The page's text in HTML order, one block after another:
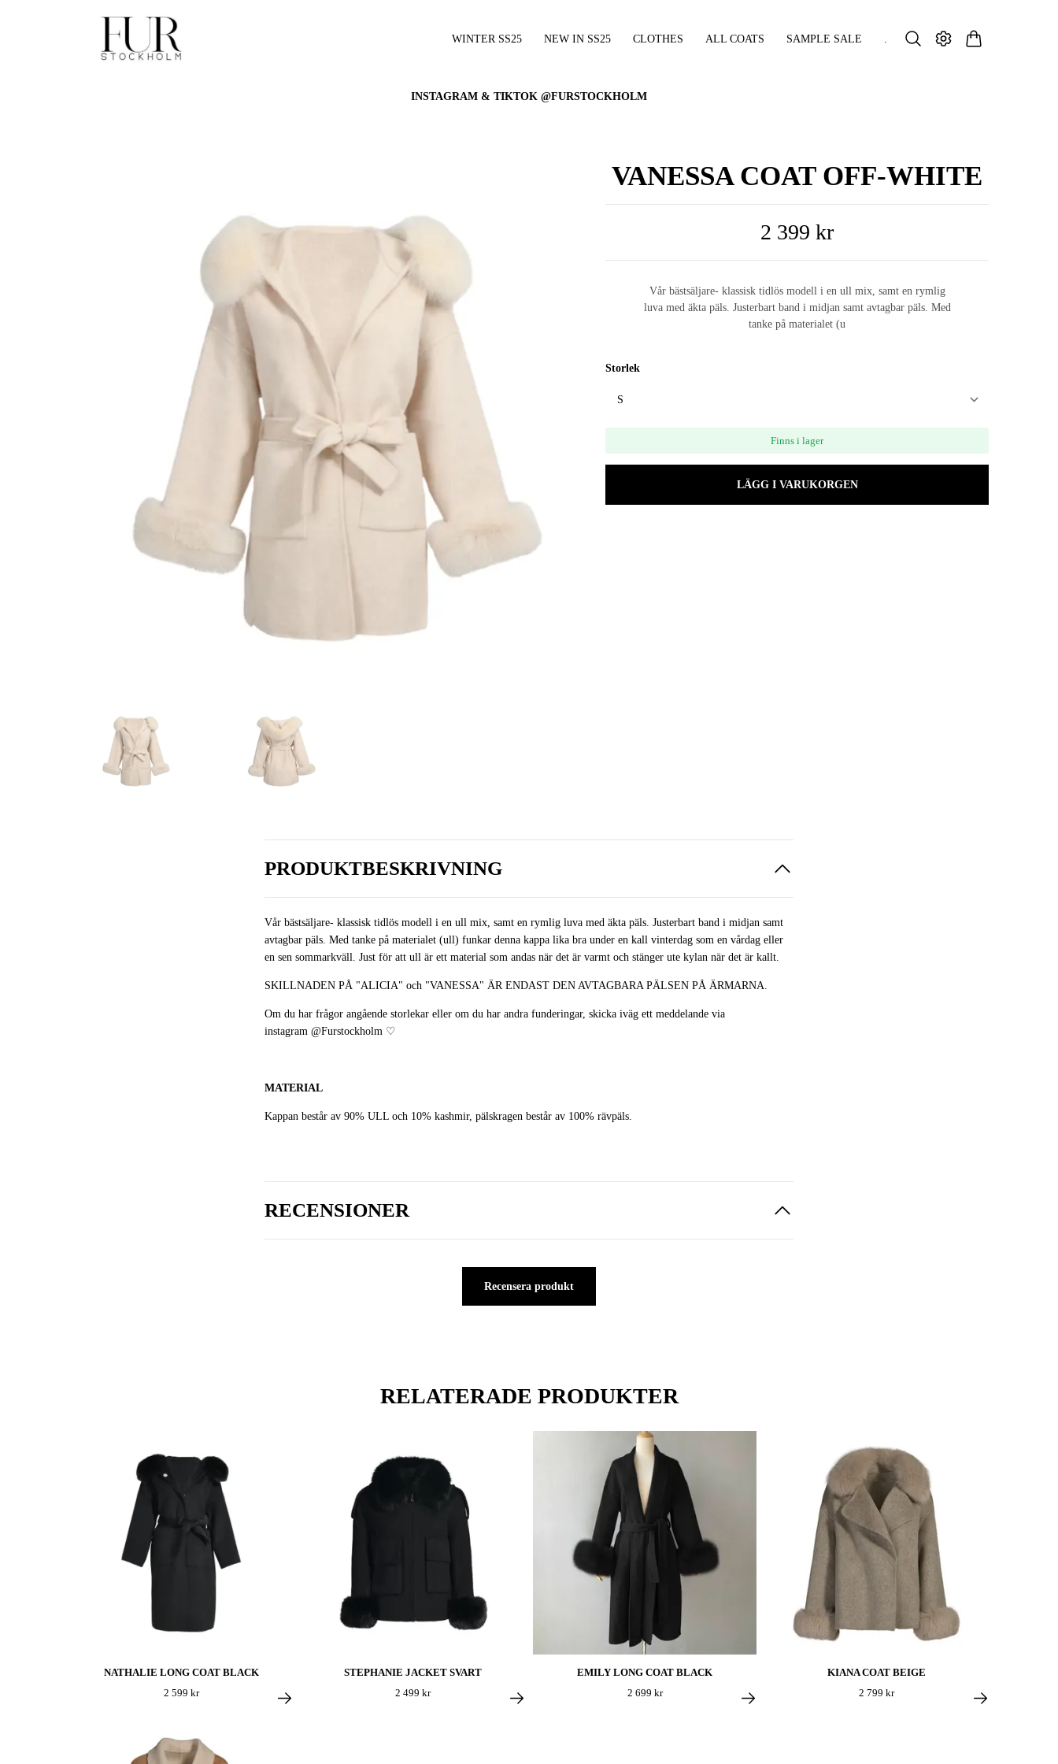
WINTER SS25 NEW IN SS25 CLOTHES ALL COATS SAMPLE SALE
INSTAGRAM & TIKTOK @FURSTOCKHOLM
VANESSA COAT OFF-WHITE
2 399 kr
Vår bästsäljare- klassisk tidlös modell i en ull mix, samt en rymlig
luva med äkta päls. Justerbart band i midjan samt avtagbar päls. Med
tanke på materialet (u
Storlek
Finns i lager
LÄGG I VARUKORGEN
PRODUKTBESKRIVNING
Vår bästsäljare- klassisk tidlös modell i en ull mix, samt en rymlig luva med äkta päls. Justerbart band i midjan samt
avtagbar päls. Med tanke på materialet (ull) funkar denna kappa lika bra under en kall vinterdag som en vårdag eller
en sen sommarkväll. Just för att ull är ett material som andas när det är varmt och stänger ute kylan när det är kallt.
SKILLNADEN PÅ "ALICIA" och "VANESSA" ÄR ENDAST DEN AVTAGBARA PÄLSEN PÅ ÄRMARNA.
Om du har frågor angående storlekar eller om du har andra funderingar, skicka iväg ett meddelande via
instagram @Furstockholm ♡
MATERIAL
Kappan består av 90% ULL och 10% kashmir, pälskragen består av 100% rävpäls.
RECENSIONER
Recensera produkt
RELATERADE PRODUKTER
NATHALIE LONG COAT BLACK
2 599 kr
STEPHANIE JACKET SVART
2 499 kr
EMILY LONG COAT BLACK
2 699 kr
KIANA COAT BEIGE
2 799 kr